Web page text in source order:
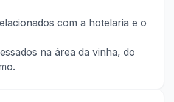
com a hotelaria e o
na área da vinha, do